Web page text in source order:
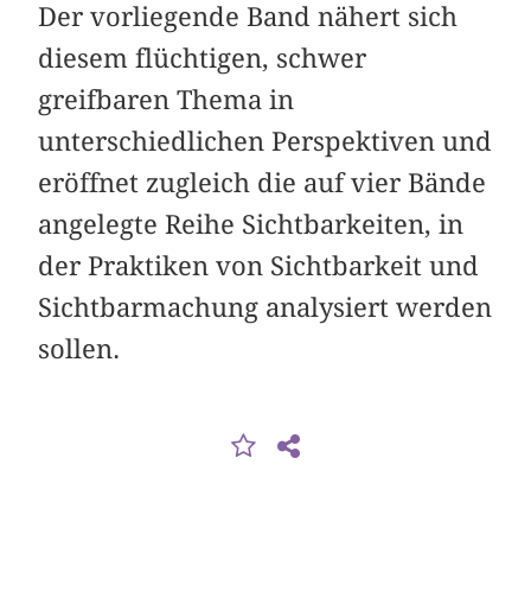
Der vorliegende Band nähert sich
diesem flüchtigen, schwer
greifbaren Thema in
unterschiedlichen Perspektiven und
eröffnet zugleich die auf vier Bände
angelegte Reihe Sichtbarkeiten, in
der Praktiken von Sichtbarkeit und
Sichtbarmachung analysiert werden
sollen.